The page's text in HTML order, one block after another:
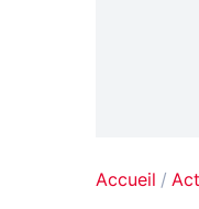
Accueil